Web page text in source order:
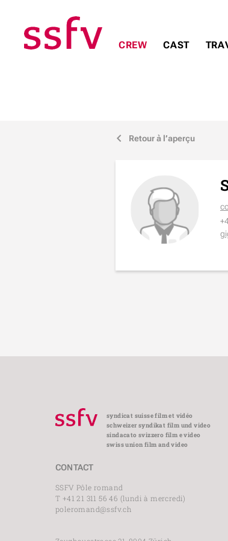
CREW CAST
j Retour à l’aperçu
syndicat suisse film et vidéo
schweizer syndikat film und video
sindacato svizzero film e video
swiss union film and video
CONTACT
SSFV Pôle romand
T +41 21 311 56 46 (lundi à mercredi)
poleromand@ssfv.ch